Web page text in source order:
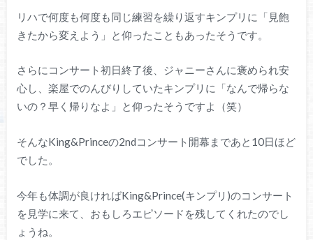
リハで何度も何度も同じ練習を繰り返すキンプリに「見飽
きたから変えよう」と仰ったこともあったそうです。
さらにコンサート初日終了後、ジャニーさんに褒められ安
心し、楽屋でのんびりしていたキンプリに「なんで帰らな
いの？早く帰りなよ」と仰ったそうですよ（笑）
そんなKing&Princeの2ndコンサート開幕まであと10日ほど
でした。
今年も体調が良ければKing&Prince(キンプリ)のコンサート
を見学に来て、おもしろエピソードを残してくれたのでし
ょうね。